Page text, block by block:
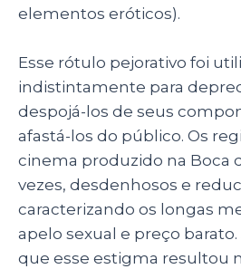
elementos eróticos).
Esse rótulo pejorativo foi
indistintamente para
despojá-los de seus
afastá-los do público. Os
cinema produzido na Boca
vezes, desdenhosos e
caracterizando os longas
apelo sexual e preço
que esse estigma resultou